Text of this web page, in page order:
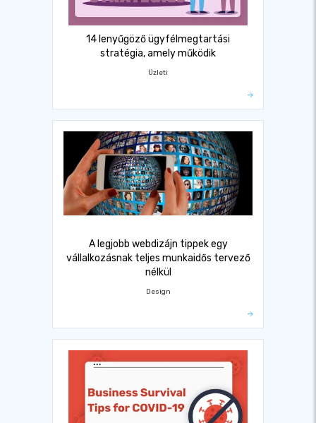
14 lenyűgöző ügyfélmegtartási
stratégia, amely működik
Üzleti
A legjobb webdizájn tippek egy
vállalkozásnak teljes munkaidős tervező
nélkül
Design